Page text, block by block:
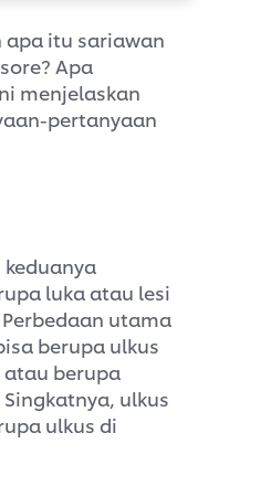
itu sariawan
Apa
menjelaskan
pertanyaan
luka atau lesi
utama
berupa ulkus
berupa
ulkus
ulkus di